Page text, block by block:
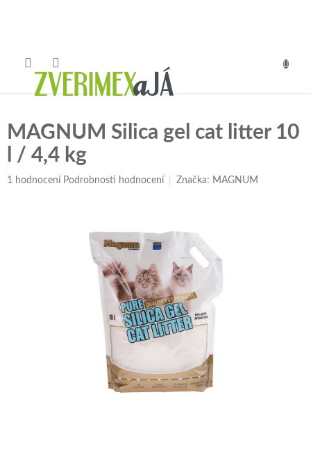
MAGNUM Silica gel cat litter 10
l / 4,4 kg
Průměrné
1 hodnocení Podrobnosti hodnocení Značka: MAGNUM